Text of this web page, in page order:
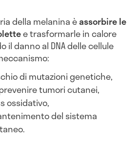
della melanina èassorbire le
e trasformarle in calore
il danno al DNA delle cellule
di mutazioni genetiche,
tumori cutanei,
ossidativo,
del sistema